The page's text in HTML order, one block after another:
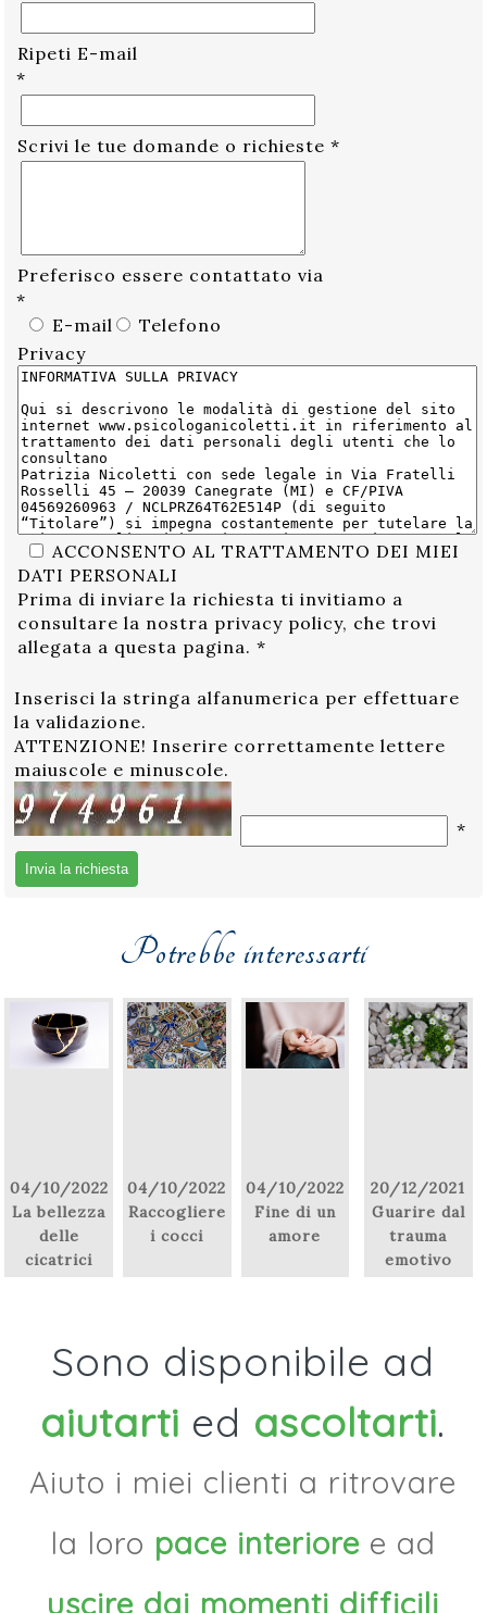
Ripeti E-mail
*
Scrivi le tue domande o richieste *
Preferisco essere contattato via
*
E-mail
Telefono
Privacy
ACCONSENTO AL TRATTAMENTO DEI MIEI
DATI PERSONALI
Prima di inviare la richiesta ti invitiamo a
consultare la nostra privacy policy, che trovi
allegata a questa pagina. *
Inserisci la stringa alfanumerica per effettuare
la validazione.
ATTENZIONE! Inserire correttamente lettere
maiuscole e minuscole.
*
Potrebbe interessarti
04/10/2022
La bellezza
delle
cicatrici
04/10/2022
Raccogliere
i cocci
04/10/2022
Fine di un
amore
20/12/2021
Guarire dal
trauma
emotivo
Sono disponibile ad
aiutarti ed ascoltarti.
Aiuto i miei clienti a ritrovare
la loro pace interiore e ad
uscire dai momenti difficili